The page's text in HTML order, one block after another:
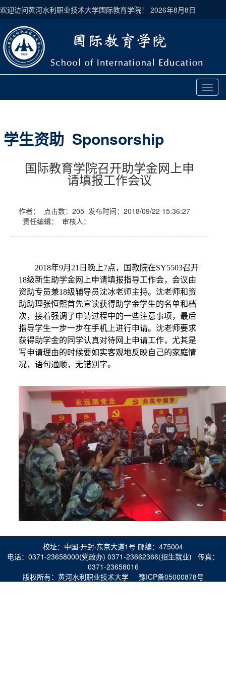
欢迎访问黄河水利职业技术大学国际教育学院！ 2026年8月8日
切
换
学生资助 Sponsorship
国际教育学院召开助学金网上申
请填报工作会议
作者： 点击数： 205 发布时间：2018/09/22 15:36:27
责任编辑： 审核人：
2018年9月21日晚上7点，国教院在SY5503召开
18级新生助学金网上申请填报指导工作会，会议由
资助专员兼18级辅导员沈冰老师主持。沈老师和资
助助理张恒熙首先宣读获得助学金学生的名单和档
次，接着强调了申请过程中的一些注意事项，最后
指导学生一步一步在手机上进行申请。沈老师要求
获得助学金的同学认真对待网上申请工作，尤其是
写申请理由的时候要如实客观地反映自己的家庭情
况，语句通顺，无错别字。
校址：中国·开封·东京大道1号 邮编：475004
电话：0371-23658000(党政办) 0371-23662366(招生就业) 传真：
0371-23658016
版权所有：黄河水利职业技术大学 豫ICP备05000878号